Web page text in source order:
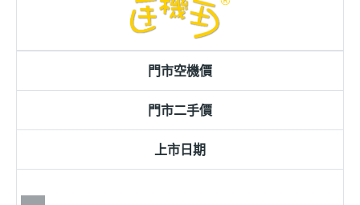
門市空機價
門市二手價
上市日期